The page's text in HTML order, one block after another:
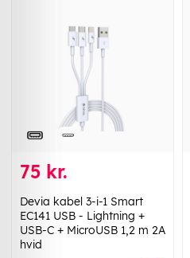
75 kr.
Devia kabel 3-i-1 Smart
EC141 USB - Lightning +
USB-C + MicroUSB 1,2 m 2A
hvid